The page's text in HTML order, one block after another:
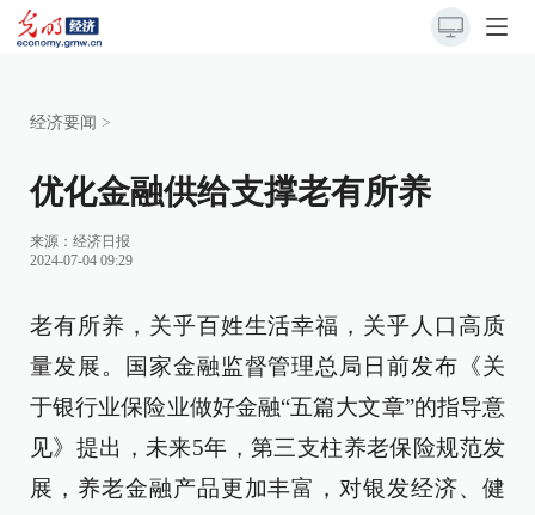
经济要闻 >
优化金融供给支撑老有所养
来源： 经济日报
2024-07-04 09:29
老有所养，关乎百姓生活幸福，关乎人口高质
量发展。国家金融监督管理总局日前发布《关
于银行业保险业做好金融“五篇大文章”的指导意
见》提出，未来5年，第三支柱养老保险规范发
展，养老金融产品更加丰富，对银发经济、健